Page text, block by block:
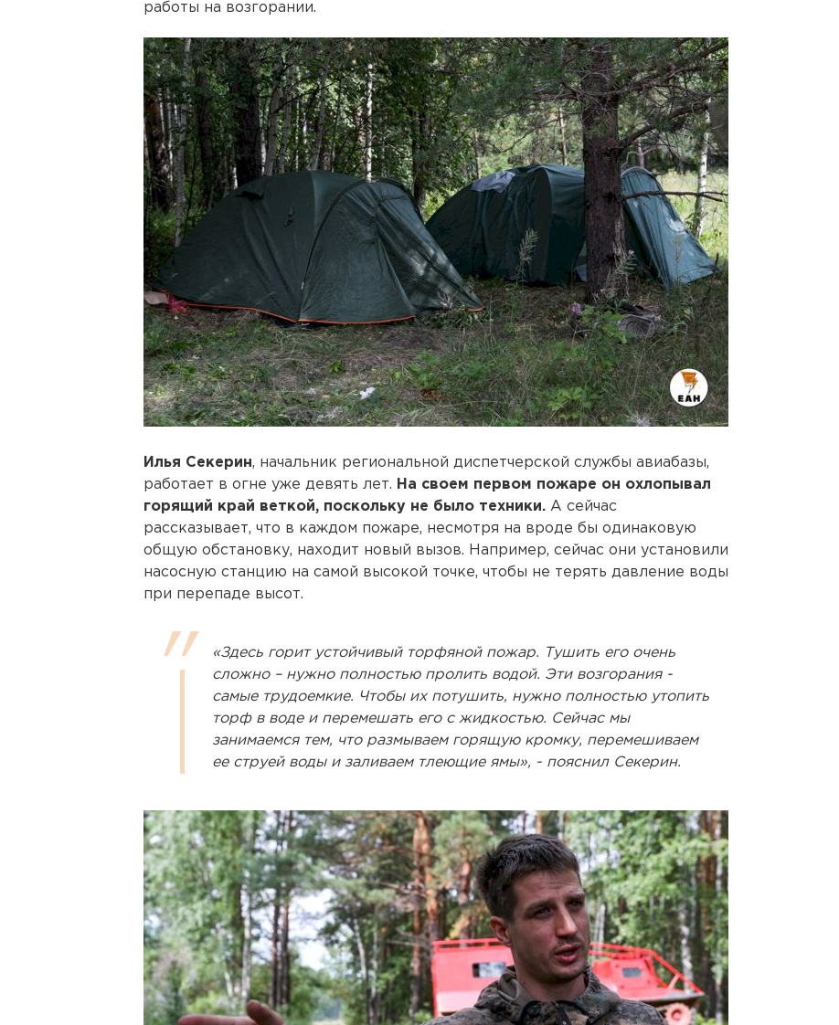
работы на возгорании.
Илья Секерин, начальник региональной диспетчерской службы авиабазы,
работает в огне уже девять лет. На своем первом пожаре он охлопывал
горящий край веткой, поскольку не было техники. А сейчас
рассказывает, что в каждом пожаре, несмотря на вроде бы одинаковую
общую обстановку, находит новый вызов. Например, сейчас они установили
насосную станцию на самой высокой точке, чтобы не терять давление воды
при перепаде высот.
«Здесь горит устойчивый торфяной пожар. Тушить его очень
сложно – нужно полностью пролить водой. Эти возгорания -
самые трудоемкие. Чтобы их потушить, нужно полностью утопить
торф в воде и перемешать его с жидкостью. Сейчас мы
занимаемся тем, что размываем горящую кромку, перемешиваем
ее струей воды и заливаем тлеющие ямы», - пояснил Секерин.